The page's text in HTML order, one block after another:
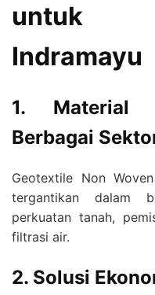
untuk
Indramayu
1. Material
Berbagai
Geotextile Non
tergantikan dalam
perkuatan tanah,
filtrasi air.
2. Solusi